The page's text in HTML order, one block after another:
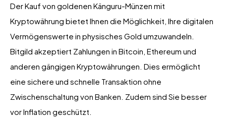
Der Kauf von goldenen Känguru-Münzen mit
Kryptowährung bietet Ihnen die Möglichkeit, Ihre digitalen
Vermögenswerte in physisches Gold umzuwandeln.
Bitgild akzeptiert Zahlungen in Bitcoin, Ethereum und
anderen gängigen Kryptowährungen. Dies ermöglicht
eine sichere und schnelle Transaktion ohne
Zwischenschaltung von Banken. Zudem sind Sie besser
vor Inflation geschützt.